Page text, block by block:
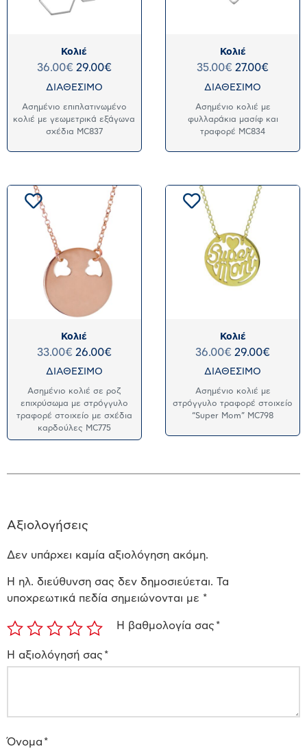
Κολιέ
36.00€ 29.00€
ΔΙΑΘΕΣΙΜΟ
Ασημένιο επιπλατινωμένο
κολιέ με γεωμετρικά εξάγωνα
σχέδια MC837
Κολιέ
35.00€ 27.00€
ΔΙΑΘΕΣΙΜΟ
Ασημένιο κολιέ με
φυλλαράκια μασίφ και
τραφορέ MC834
Κολιέ
33.00€ 26.00€
ΔΙΑΘΕΣΙΜΟ
Ασημένιο κολιέ σε ροζ
επιχρύσωμα με στρόγγυλο
τραφορέ στοιχείο με σχέδια
καρδούλες MC775
Κολιέ
36.00€ 29.00€
ΔΙΑΘΕΣΙΜΟ
Ασημένιο κολιέ με
στρόγγυλο τραφορέ στοιχείο
“Super Mom” MC798
Αξιολογήσεις
Δεν υπάρχει καμία αξιολόγηση ακόμη.
Η ηλ. διεύθυνση σας δεν δημοσιεύεται. Τα
υποχρεωτικά πεδία σημειώνονται με *
Η βαθμολογία σας *
Η αξιολόγησή σας *
Όνομα *